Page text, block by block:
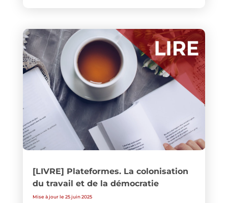
[LIVRE] Plateformes. La colonisation
du travail et de la démocratie
Mise à jour le 25 juin 2025